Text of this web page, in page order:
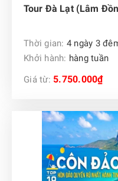
Tour Đà Lạt (Lâm
Thời gian: 4 ngày 3
Khởi hành: hàng tuần
Giá từ: 5.750.000₫